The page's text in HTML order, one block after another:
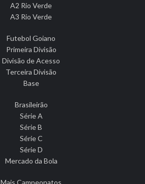
A2 Rio Verde
A3 Rio Verde
Futebol Goiano
Primeira Divisão
Divisão de Acesso
Terceira Divisão
Base
Brasileirão
Série A
Série B
Série C
Série D
Mercado da Bola
Mais Campeonatos